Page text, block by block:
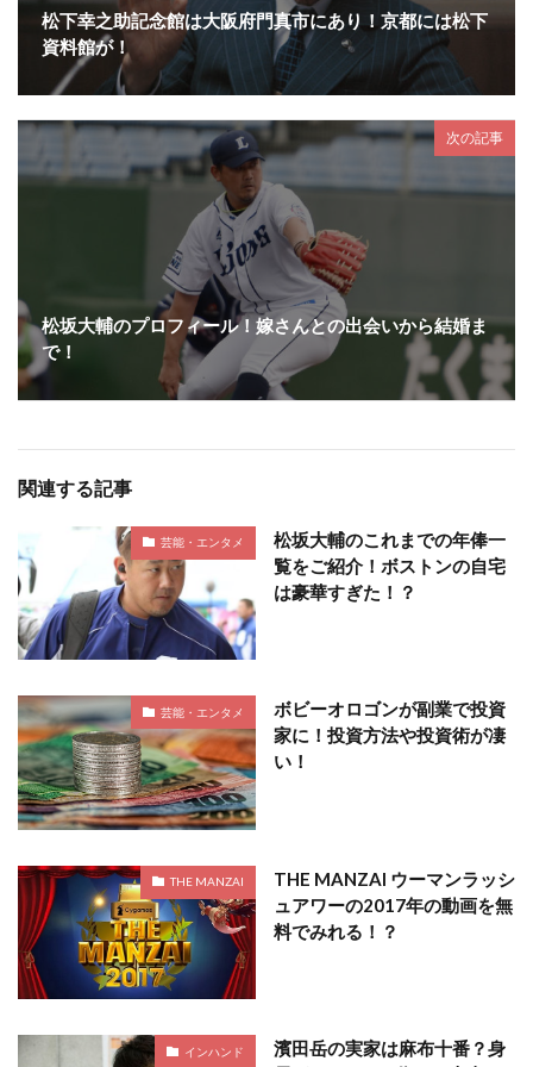
松下幸之助記念館は大阪府門真市にあり！京都には松下
資料館が！
次の記事
松坂大輔のプロフィール！嫁さんとの出会いから結婚ま
で！
関連する記事
芸能・エンタメ
松坂大輔のこれまでの年俸一
覧をご紹介！ボストンの自宅
は豪華すぎた！？
芸能・エンタメ
ボビーオロゴンが副業で投資
家に！投資方法や投資術が凄
い！
THE MANZAI
THE MANZAI ウーマンラッシ
ュアワーの2017年の動画を無
料でみれる！？
インハンド
濱田岳の実家は麻布十番？身